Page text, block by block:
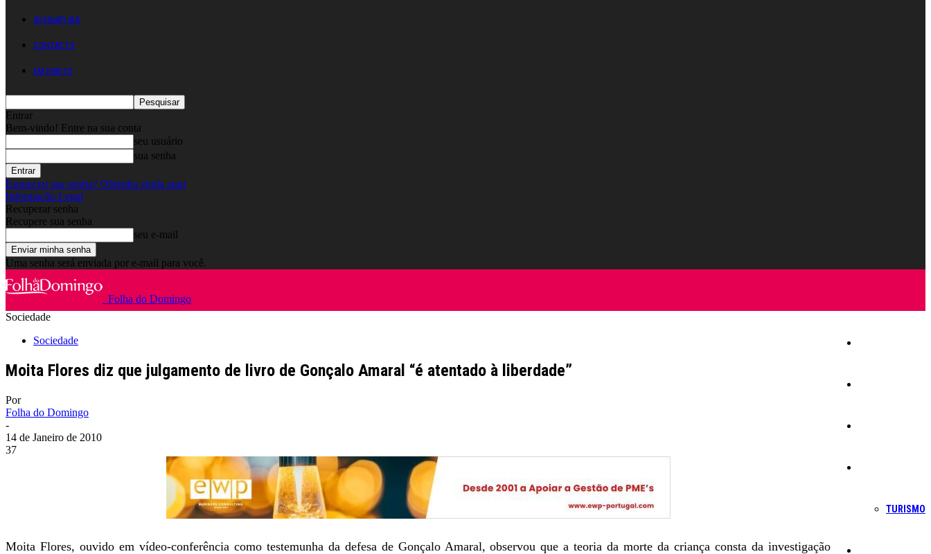
ASSINATURA
CONTACTO
EM DIRETO
Entrar
Bem-vindo! Entre na sua conta
seu usuário
sua senha
Esqueceu sua senha? Obtenha ajuda aqui
Informação Legal
Recuperar senha
Recupere sua senha
seu e-mail
Uma senha será enviada por e-mail para você.
Folha do Domingo
TURISMO
Sociedade
Sociedade
Moita Flores diz que julgamento de livro de Gonçalo Amaral “é atentado à liberdade”
Por
Folha do Domingo
-
14 de Janeiro de 2010
37
Moita Flores, ouvido em vídeo-conferência como testemunha da defesa de Gonçalo Amaral, observou que a teoria da morte da criança consta da investigação